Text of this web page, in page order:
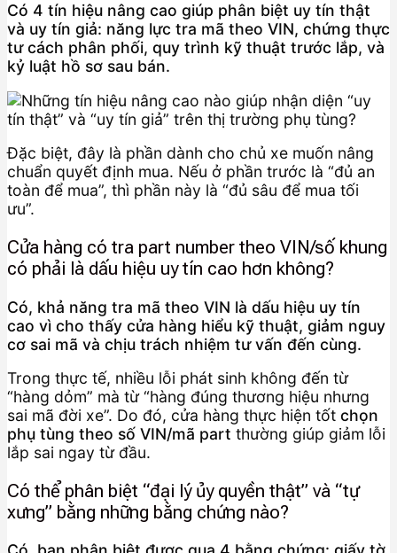
Có 4 tín hiệu nâng cao giúp phân biệt uy tín thật
và uy tín giả: năng lực tra mã theo VIN, chứng thực
tư cách phân phối, quy trình kỹ thuật trước lắp, và
kỷ luật hồ sơ sau bán.
Đặc biệt, đây là phần dành cho chủ xe muốn nâng
chuẩn quyết định mua. Nếu ở phần trước là “đủ an
toàn để mua”, thì phần này là “đủ sâu để mua tối
ưu”.
Cửa hàng có tra part number theo VIN/số khung
có phải là dấu hiệu uy tín cao hơn không?
Có, khả năng tra mã theo VIN là dấu hiệu uy tín
cao vì cho thấy cửa hàng hiểu kỹ thuật, giảm nguy
cơ sai mã và chịu trách nhiệm tư vấn đến cùng.
Trong thực tế, nhiều lỗi phát sinh không đến từ
“hàng dỏm” mà từ “hàng đúng thương hiệu nhưng
sai mã đời xe”. Do đó, cửa hàng thực hiện tốt chọn
phụ tùng theo số VIN/mã part thường giúp giảm lỗi
lắp sai ngay từ đầu.
Có thể phân biệt “đại lý ủy quyền thật” và “tự
xưng” bằng những bằng chứng nào?